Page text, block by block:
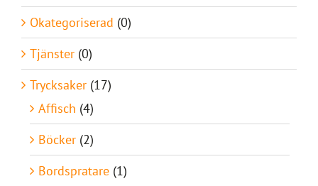
Okategoriserad (0)
Tjänster (0)
Trycksaker (17)
Affisch (4)
Böcker (2)
Bordspratare (1)